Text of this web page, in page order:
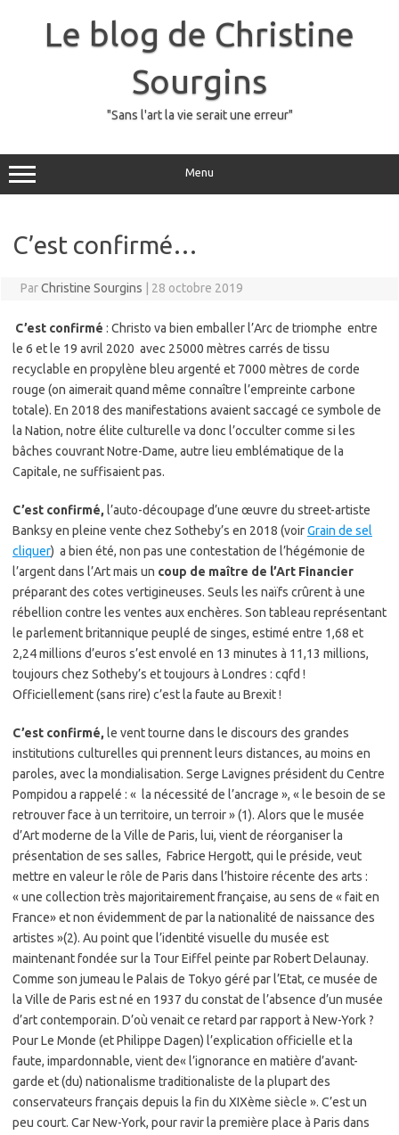
Le blog de Christine
Sourgins
"Sans l'art la vie serait une erreur"
Menu
C’est confirmé…
ParChristine Sourgins 28 octobre 2019
C’est confirmé : Christo va bien emballer l’Arc de triomphe entre
le 6 et le 19 avril 2020 avec 25000 mètres carrés de tissu
recyclable en propylène bleu argenté et 7000 mètres de corde
rouge (on aimerait quand même connaître l’empreinte carbone
totale). En 2018 des manifestations avaient saccagé ce symbole de
la Nation, notre élite culturelle va donc l’occulter comme si les
bâches couvrant Notre-Dame, autre lieu emblématique de la
Capitale, ne suffisaient pas.
C’est confirmé, l’auto-découpage d’une œuvre du street-artiste
Banksy en pleine vente chez Sotheby’s en 2018 (voirGrain de sel
cliquer) a bien été, non pas une contestation de l’hégémonie de
l’argent dans l’Art mais un coup de maître de l’Art Financier
préparant des cotes vertigineuses. Seuls les naïfs crûrent à une
rébellion contre les ventes aux enchères. Son tableau représentant
le parlement britannique peuplé de singes, estimé entre 1,68 et
2,24 millions d’euros s’est envolé en 13 minutes à 11,13 millions,
toujours chez Sotheby’s et toujours à Londres : cqfd !
Officiellement (sans rire) c’est la faute au Brexit !
C’est confirmé, le vent tourne dans le discours des grandes
institutions culturelles qui prennent leurs distances, au moins en
paroles, avec la mondialisation. Serge Lavignes président du Centre
Pompidou a rappelé : « la nécessité de l’ancrage », « le besoin de se
retrouver face à un territoire, un terroir » (1). Alors que le musée
d’Art moderne de la Ville de Paris, lui, vient de réorganiser la
présentation de ses salles, Fabrice Hergott, qui le préside, veut
mettre en valeur le rôle de Paris dans l’histoire récente des arts :
« une collection très majoritairement française, au sens de « fait en
France» et non évidemment de par la nationalité de naissance des
artistes »(2). Au point que l’identité visuelle du musée est
maintenant fondée sur la Tour Eiffel peinte par Robert Delaunay.
Comme son jumeau le Palais de Tokyo géré par l’Etat, ce musée de
la Ville de Paris est né en 1937 du constat de l’absence d’un musée
d’art contemporain. D’où venait ce retard par rapport à New-York ?
Pour Le Monde (et Philippe Dagen) l’explication officielle et la
faute, impardonnable, vient de« l’ignorance en matière d’avant-
garde et (du) nationalisme traditionaliste de la plupart des
conservateurs français depuis la fin du XIXème siècle ». C’est un
peu court. Car New-York, pour ravir la première place à Paris dans